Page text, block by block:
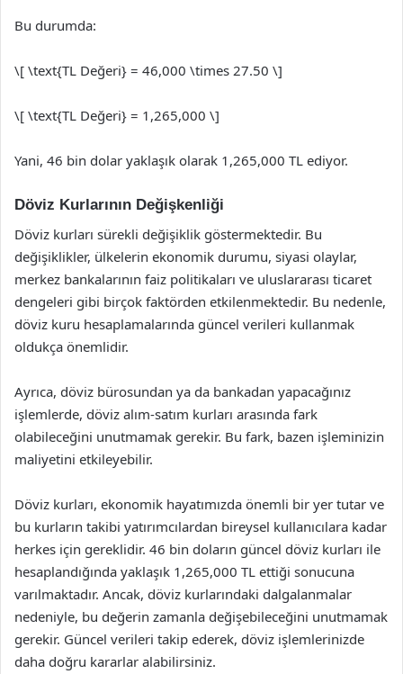
Bu durumda:
\[ \text{TL Değeri} = 46,000 \times 27.50 \]
\[ \text{TL Değeri} = 1,265,000 \]
Yani, 46 bin dolar yaklaşık olarak 1,265,000 TL ediyor.
Döviz Kurlarının Değişkenliği
Döviz kurları sürekli değişiklik göstermektedir. Bu
değişiklikler, ülkelerin ekonomik durumu, siyasi olaylar,
merkez bankalarının faiz politikaları ve uluslararası ticaret
dengeleri gibi birçok faktörden etkilenmektedir. Bu nedenle,
döviz kuru hesaplamalarında güncel verileri kullanmak
oldukça önemlidir.
Ayrıca, döviz bürosundan ya da bankadan yapacağınız
işlemlerde, döviz alım-satım kurları arasında fark
olabileceğini unutmamak gerekir. Bu fark, bazen işleminizin
maliyetini etkileyebilir.
Döviz kurları, ekonomik hayatımızda önemli bir yer tutar ve
bu kurların takibi yatırımcılardan bireysel kullanıcılara kadar
herkes için gereklidir. 46 bin doların güncel döviz kurları ile
hesaplandığında yaklaşık 1,265,000 TL ettiği sonucuna
varılmaktadır. Ancak, döviz kurlarındaki dalgalanmalar
nedeniyle, bu değerin zamanla değişebileceğini unutmamak
gerekir. Güncel verileri takip ederek, döviz işlemlerinizde
daha doğru kararlar alabilirsiniz.